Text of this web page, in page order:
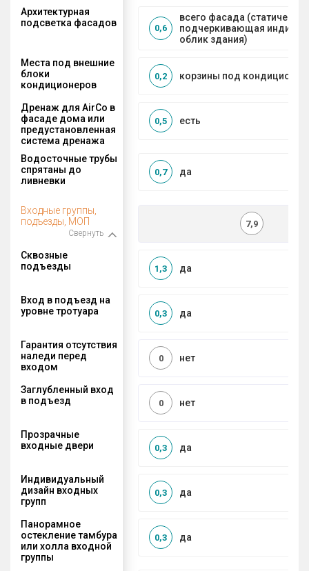
Архитектурная
подсветка фасадов
всего фасада
подчеркивающая
облик здания)
0,6
Места под внешние
блоки
кондиционеров
корзины под
0,2
Дренаж для AirCo в
фасаде дома или
предустановленная
система дренажа
есть
0,5
Водосточные трубы
спрятаны до
ливневки
да
0,7
Входные группы,
подъезды, МОП
Свернуть
7,9
Сквозные
подъезды
да
1,3
Вход в подъезд на
уровне тротуара
да
0,3
Гарантия отсутствия
наледи перед
входом
нет
0
Заглубленный вход
в подъезд
нет
0
Прозрачные
входные двери
да
0,3
Индивидуальный
дизайн входных
групп
да
0,3
Панорамное
остекление тамбура
или холла входной
группы
да
0,3